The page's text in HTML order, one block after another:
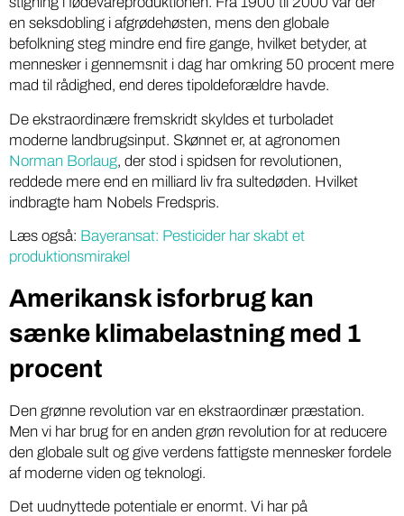
en seksdobling i afgrødehøsten, mens den globale
befolkning steg mindre end fire gange, hvilket betyder, at
mennesker i gennemsnit i dag har omkring 50 procent mere
mad til rådighed, end deres tipoldeforældre havde.
De ekstraordinære fremskridt skyldes et turboladet
moderne landbrugsinput. Skønnet er, at agronomen
Norman Borlaug, der stod i spidsen for revolutionen,
reddede mere end en milliard liv fra sultedøden. Hvilket
indbragte ham Nobels Fredspris.
Læs også: Bayeransat: Pesticider har skabt et
produktionsmirakel
Amerikansk isforbrug kan
sænke klimabelastning med 1
procent
Den grønne revolution var en ekstraordinær præstation.
Men vi har brug for en anden grøn revolution for at reducere
den globale sult og give verdens fattigste mennesker fordele
af moderne viden og teknologi.
Det uudnyttede potentiale er enormt. Vi har på